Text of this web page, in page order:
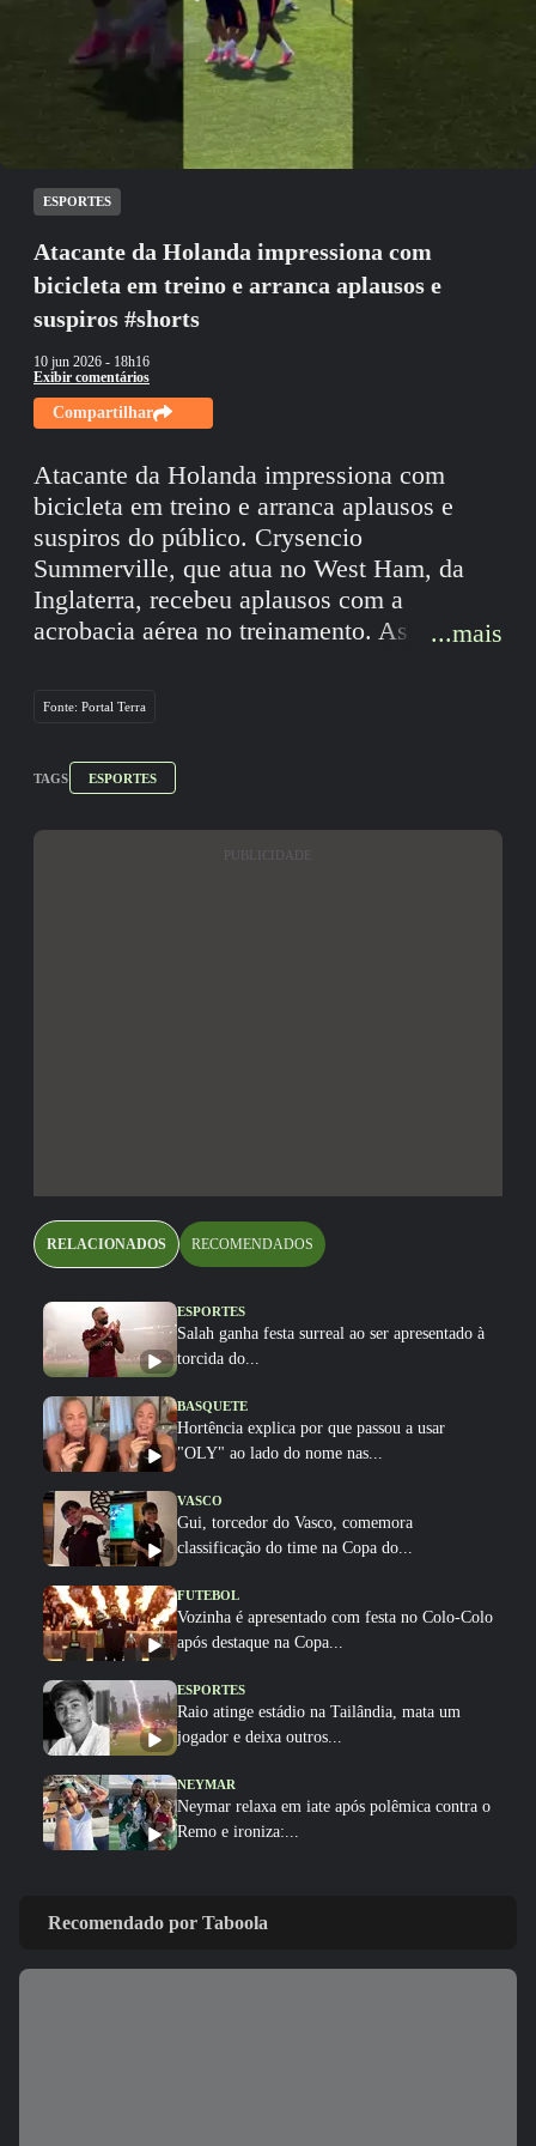
Não foi possível reproduzir o vídeo
Tentar novamente
ESPORTES
Atacante da Holanda impressiona com
bicicleta em treino e arranca aplausos e
suspiros #shorts
10 jun 2026 - 18h16
Exibir comentários
Compartilhar
Atacante da Holanda impressiona com
bicicleta em treino e arranca aplausos e
suspiros do público. Crysencio
Summerville, que atua no West Ham, da
Inglaterra, recebeu aplausos com a
acrobacia aérea no treinamento. As
#terraesportes
Reprodução/onsoranje/Instagram
...mais
Fonte: Portal Terra
TAGS ESPORTES
PUBLICIDADE
RELACIONADOS RECOMENDADOS
ESPORTES
Salah ganha festa surreal ao ser apresentado à
torcida do...
BASQUETE
Hortência explica por que passou a usar
"OLY" ao lado do nome nas...
VASCO
Gui, torcedor do Vasco, comemora
classificação do time na Copa do...
FUTEBOL
Vozinha é apresentado com festa no Colo-Colo
após destaque na Copa...
ESPORTES
Raio atinge estádio na Tailândia, mata um
jogador e deixa outros...
NEYMAR
Neymar relaxa em iate após polêmica contra o
Remo e ironiza:...
polêmica de Marllon do Remo
NEYMAR
Recomendado por Taboola